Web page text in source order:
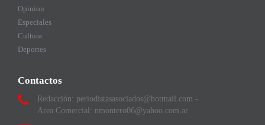
Opinion
Especiales
Cultura
Deportes
Contactos
Redacción: periodistasasociados@hotmail.com -
Area Comercial: nmontero06@yahoo.com.ar